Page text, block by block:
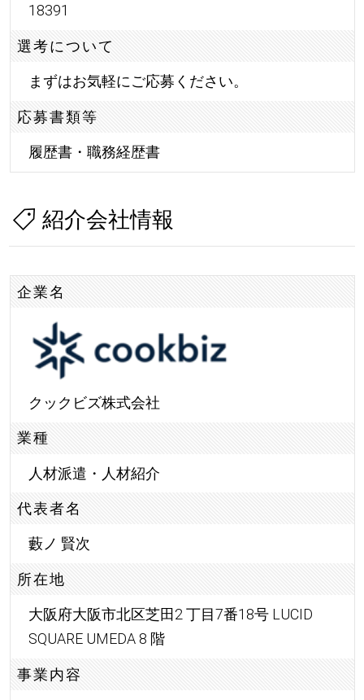
18391
選考について
まずはお気軽にご応募ください。
応募書類等
履歴書・職務経歴書
紹介会社情報
企業名
クックビズ株式会社
業種
人材派遣・人材紹介
代表者名
藪ノ 賢次
所在地
大阪府大阪市北区芝田2 丁目7番18号 LUCID
SQUARE UMEDA 8 階
事業内容